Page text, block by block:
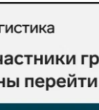
ad